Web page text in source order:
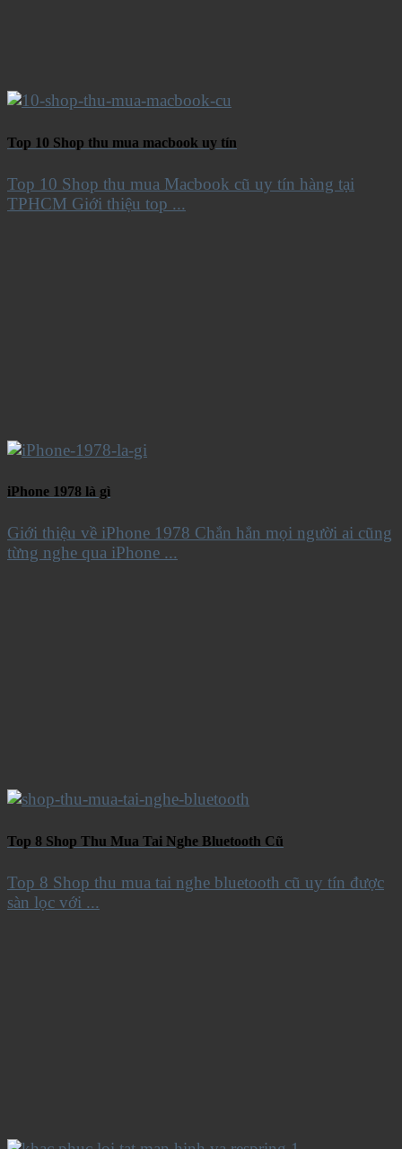
Top 10 Shop thu mua macbook uy tín
Top 10 Shop thu mua Macbook cũ uy tín hàng tại
TPHCM Giới thiệu top ...
iPhone 1978 là gì
Giới thiệu về iPhone 1978 Chắn hẳn mọi người ai cũng
từng nghe qua iPhone ...
Top 8 Shop Thu Mua Tai Nghe Bluetooth Cũ
Top 8 Shop thu mua tai nghe bluetooth cũ uy tín được
sàn lọc với ...